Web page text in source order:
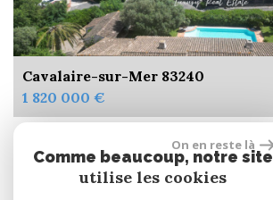
Cavalaire-sur-Mer 83240
1 820 000 €
Se connecter
On en reste là
Comme beaucoup, notre site
utilise les cookies